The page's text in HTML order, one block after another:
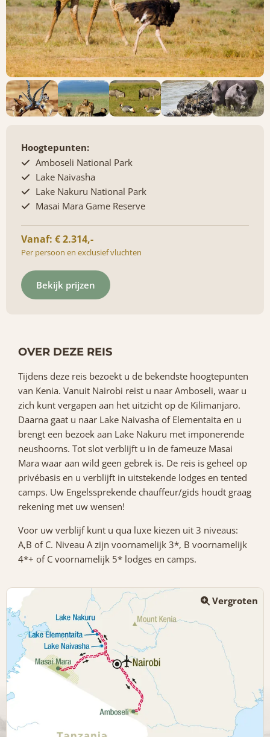
Hoogtepunten:
Amboseli National Park
Lake Naivasha
Lake Nakuru National Park
Masai Mara Game Reserve
Vanaf: € 2.314,-
Per persoon en exclusief vluchten
Bekijk prijzen
OVER DEZE REIS
Tijdens deze reis bezoekt u de bekendste hoogtepunten
van Kenia. Vanuit Nairobi reist u naar Amboseli, waar u
zich kunt vergapen aan het uitzicht op de Kilimanjaro.
Daarna gaat u naar Lake Naivasha of Elementaita en u
brengt een bezoek aan Lake Nakuru met imponerende
neushoorns. Tot slot verblijft u in de fameuze Masai
Mara waar aan wild geen gebrek is. De reis is geheel op
privébasis en u verblijft in uitstekende lodges en tented
camps. Uw Engelssprekende chauffeur/gids houdt graag
rekening met uw wensen!
Voor uw verblijf kunt u qua luxe kiezen uit 3 niveaus:
A,B of C. Niveau A zijn voornamelijk 3*, B voornamelijk
4*+ of C voornamelijk 5* lodges en camps.
Vergroten